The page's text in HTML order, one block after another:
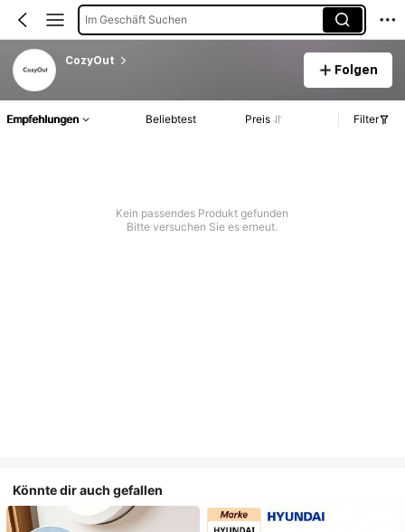
Im Geschäft Suchen
CozyOut
Folgen
Empfehlungen Beliebtest Preis Filter
Kein passendes Produkt gefunden
Bitte versuchen Sie es erneut.
Könnte dir auch gefallen